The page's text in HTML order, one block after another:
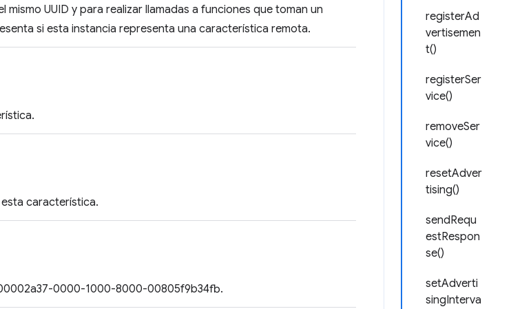
registerAd
vertisemen
t()
registerSer
vice()
removeSer
vice()
resetAdver
tising()
sendRequ
estRespon
se()
setAdverti
singInterva
UUID y para realizar llamadas a funciones que toman un
si esta instancia representa una característica remota.
esta característica.
0000-1000-8000-00805f9b34fb.